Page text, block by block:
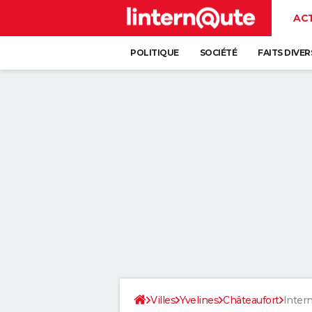
POLITIQUE SOCIÉTÉ FAITS
Villes Yvelines Châteaufort